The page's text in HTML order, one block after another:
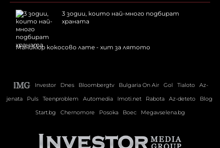
3 зодии, които най-много подбират
храната
Маникюр кокосово лате - хит за лятото
Investor Dnes Bloombergtv Bulgaria On Air Gol Tialoto
Az-
jenata
Puls Teenproblem Automedia Imoti.net Rabota Az-deteto
Blog
Start.bg
Chernomore Posoka Boec Megavselena.bg